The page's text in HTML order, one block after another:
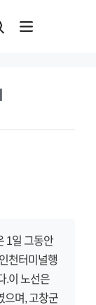
1일 그동안
천터미널행
.이 노선은
으며, 고창군